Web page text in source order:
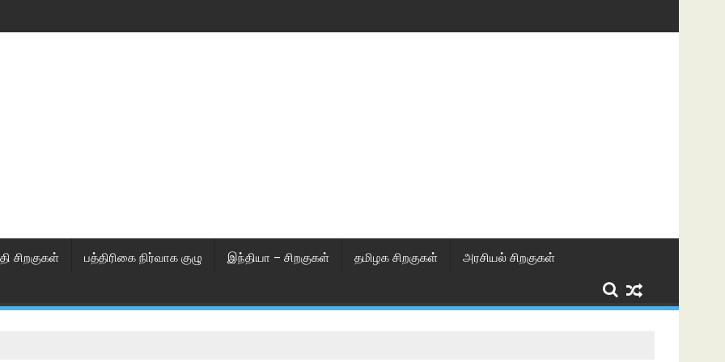
சிறகுகள் பத்திரிகை நிர்வாக குழு இந்தியா – சிறகுகள் தமிழக சிறகுகள் அரசியல் சிறகுகள்